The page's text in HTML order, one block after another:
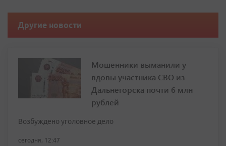
Другие новости
Мошенники выманили у
вдовы участника СВО из
Дальнегорска почти 6 млн
рублей
Возбуждено уголовное дело
сегодня, 12:47